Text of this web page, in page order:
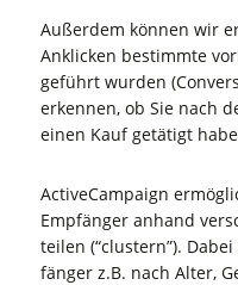
Außer­dem kön­nen wir
Ankli­cken bestimm­te
ge­führt wur­den
erken­nen, ob Sie nach
einen Kauf getä­tigt
Active­Cam­paign
Emp­fän­ger anhand
tei­len (“clus­tern”).
fän­ger z.B. nach Alter,